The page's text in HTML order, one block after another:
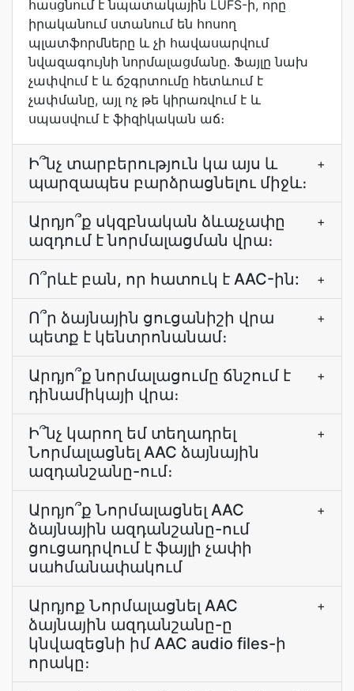
հասցնում է նպատակային LUFS-ի, որը
իրականում ստանում են հոսող
պլատֆորմները և չի հավասարվում
նվազագույնի նորմալացմանը. Ֆայլը նախ
չափվում է և ճշգրտումը հետևում է
չափմանը, այլ ոչ թե կիրառվում է և
սպասվում է ֆիզիկական աճ։
Ի՞նչ տարբերություն կա այս և
պարզապես բարձրացնելու միջև։
+
Արդյո՞ք սկզբնական ձևաչափը
ազդում է նորմալացման վրա։
+
Ո՞րևէ բան, որ հատուկ է AAC-ին: +
Ո՞ր ձայնային ցուցանիշի վրա
պետք է կենտրոնանամ։
+
Արդյո՞ք նորմալացումը ճնշում է
դինամիկայի վրա։
+
Ի՞նչ կարող եմ տեղադրել
Նորմալացնել AAC ձայնային
ազդանշանը-ում։
+
Արդյո՞ք Նորմալացնել AAC
ձայնային ազդանշանը-ում
ցուցադրվում է ֆայլի չափի
սահմանափակում
+
Արդյոք Նորմալացնել AAC
ձայնային ազդանշանը-ը
կնվազեցնի իմ AAC audio files-ի
որակը։
+